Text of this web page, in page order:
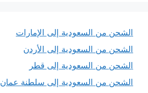
الشحن من السعودية إلى الإمارات
الشحن من السعودية إلى الأردن
الشحن من السعودية إلى قطر
الشحن من السعودية إلى سلطنة عمان